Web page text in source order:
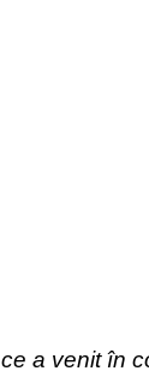
a venit în